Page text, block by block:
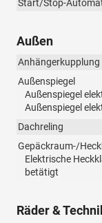
Start/Stop-
Außen
Anhängerkupplung
Außenspiegel
Außenspiegel
Außenspiegel
Dachreling
Gepäckraum-/
Elektrische
betätigt
Räder &